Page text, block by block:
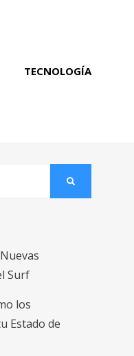
TECNOLOGÍA
Surf
los
Estado de